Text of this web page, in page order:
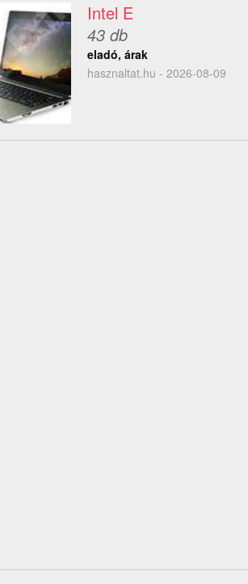
Intel E
43 db
eladó, árak
hasznaltat.hu - 2026-08-09